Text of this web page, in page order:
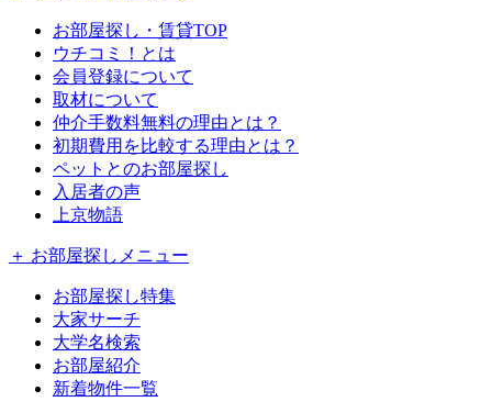
お部屋探し・賃貸TOP
ウチコミ！とは
会員登録について
取材について
仲介手数料無料の理由とは？
初期費用を比較する理由とは？
ペットとのお部屋探し
入居者の声
上京物語
＋ お部屋探しメニュー
お部屋探し特集
大家サーチ
大学名検索
お部屋紹介
新着物件一覧